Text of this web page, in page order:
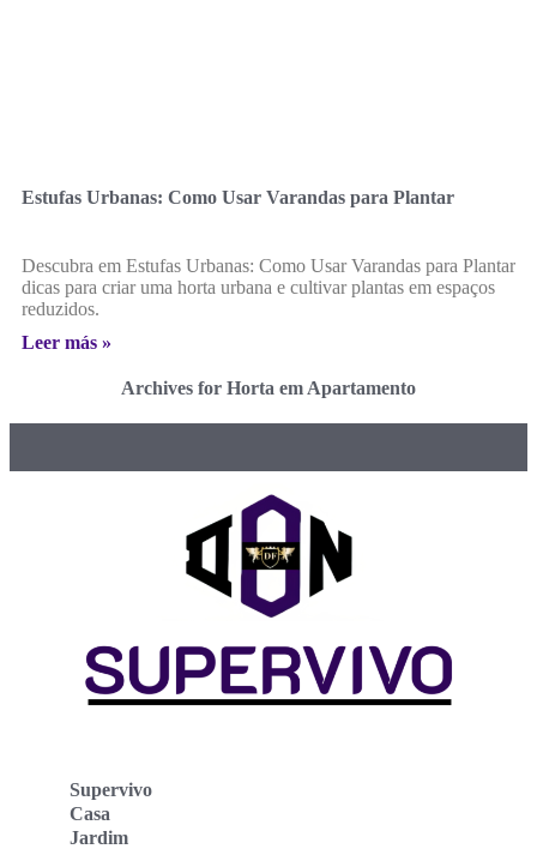
Estufas Urbanas: Como Usar Varandas para Plantar
Descubra em Estufas Urbanas: Como Usar Varandas para Plantar
dicas para criar uma horta urbana e cultivar plantas em espaços
reduzidos.
Leer más »
Archives for Horta em Apartamento
Supervivo
Casa
Jardim